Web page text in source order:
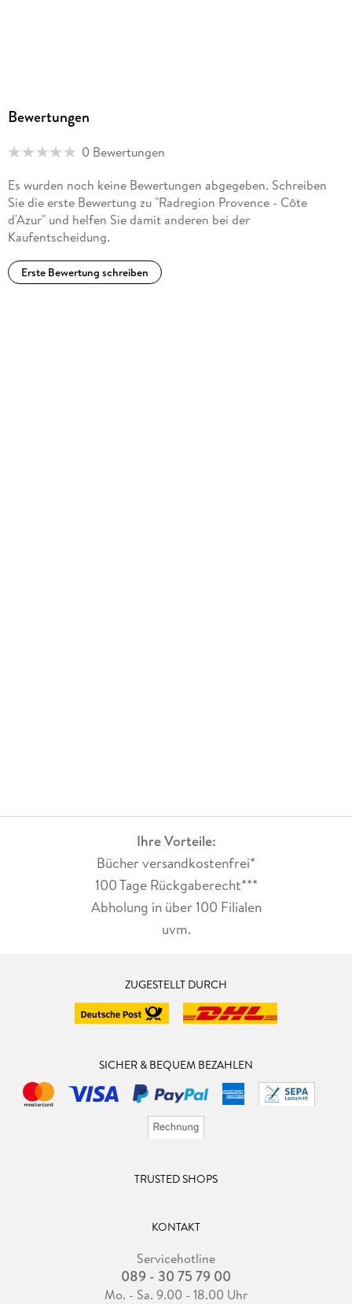
Bewertungen
0 Bewertungen
Es wurden noch keine Bewertungen abgegeben. Schreiben
Sie die erste Bewertung zu "Radregion Provence - Côte
d'Azur" und helfen Sie damit anderen bei der
Kaufentscheidung.
Erste Bewertung schreiben
Ihre Vorteile:
Bücher versandkostenfrei*
100 Tage Rückgaberecht***
Abholung in über 100 Filialen
uvm.
ZUGESTELLT DURCH
SICHER & BEQUEM BEZAHLEN
TRUSTED SHOPS
KONTAKT
Servicehotline
089 - 30 75 79 00
Mo. - Sa. 9.00 - 18.00 Uhr